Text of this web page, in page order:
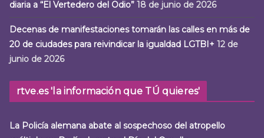
diaria a “El Vertedero del Odio” 18 de junio de 2026
Decenas de manifestaciones tomarán las calles en más de
20 de ciudades para reivindicar la igualdad LGTBI+ 12 de
junio de 2026
rtve.es 'la información que TÚ quieres'
La Policía alemana abate al sospechoso del atropello